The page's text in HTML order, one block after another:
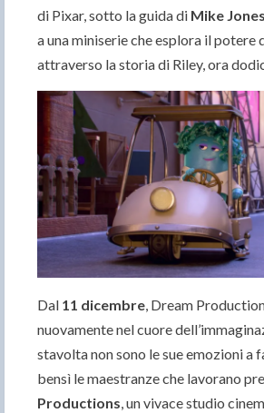
di Pixar, sotto la guida di Mike Jones
a una miniserie che esplora il potere
attraverso la storia di Riley, ora
Dal 11 dicembre , Dream
nuovamente nel cuore
stavolta non sono le sue emozioni a
bensì le maestranze che lavorano
Productions , un vivace studio